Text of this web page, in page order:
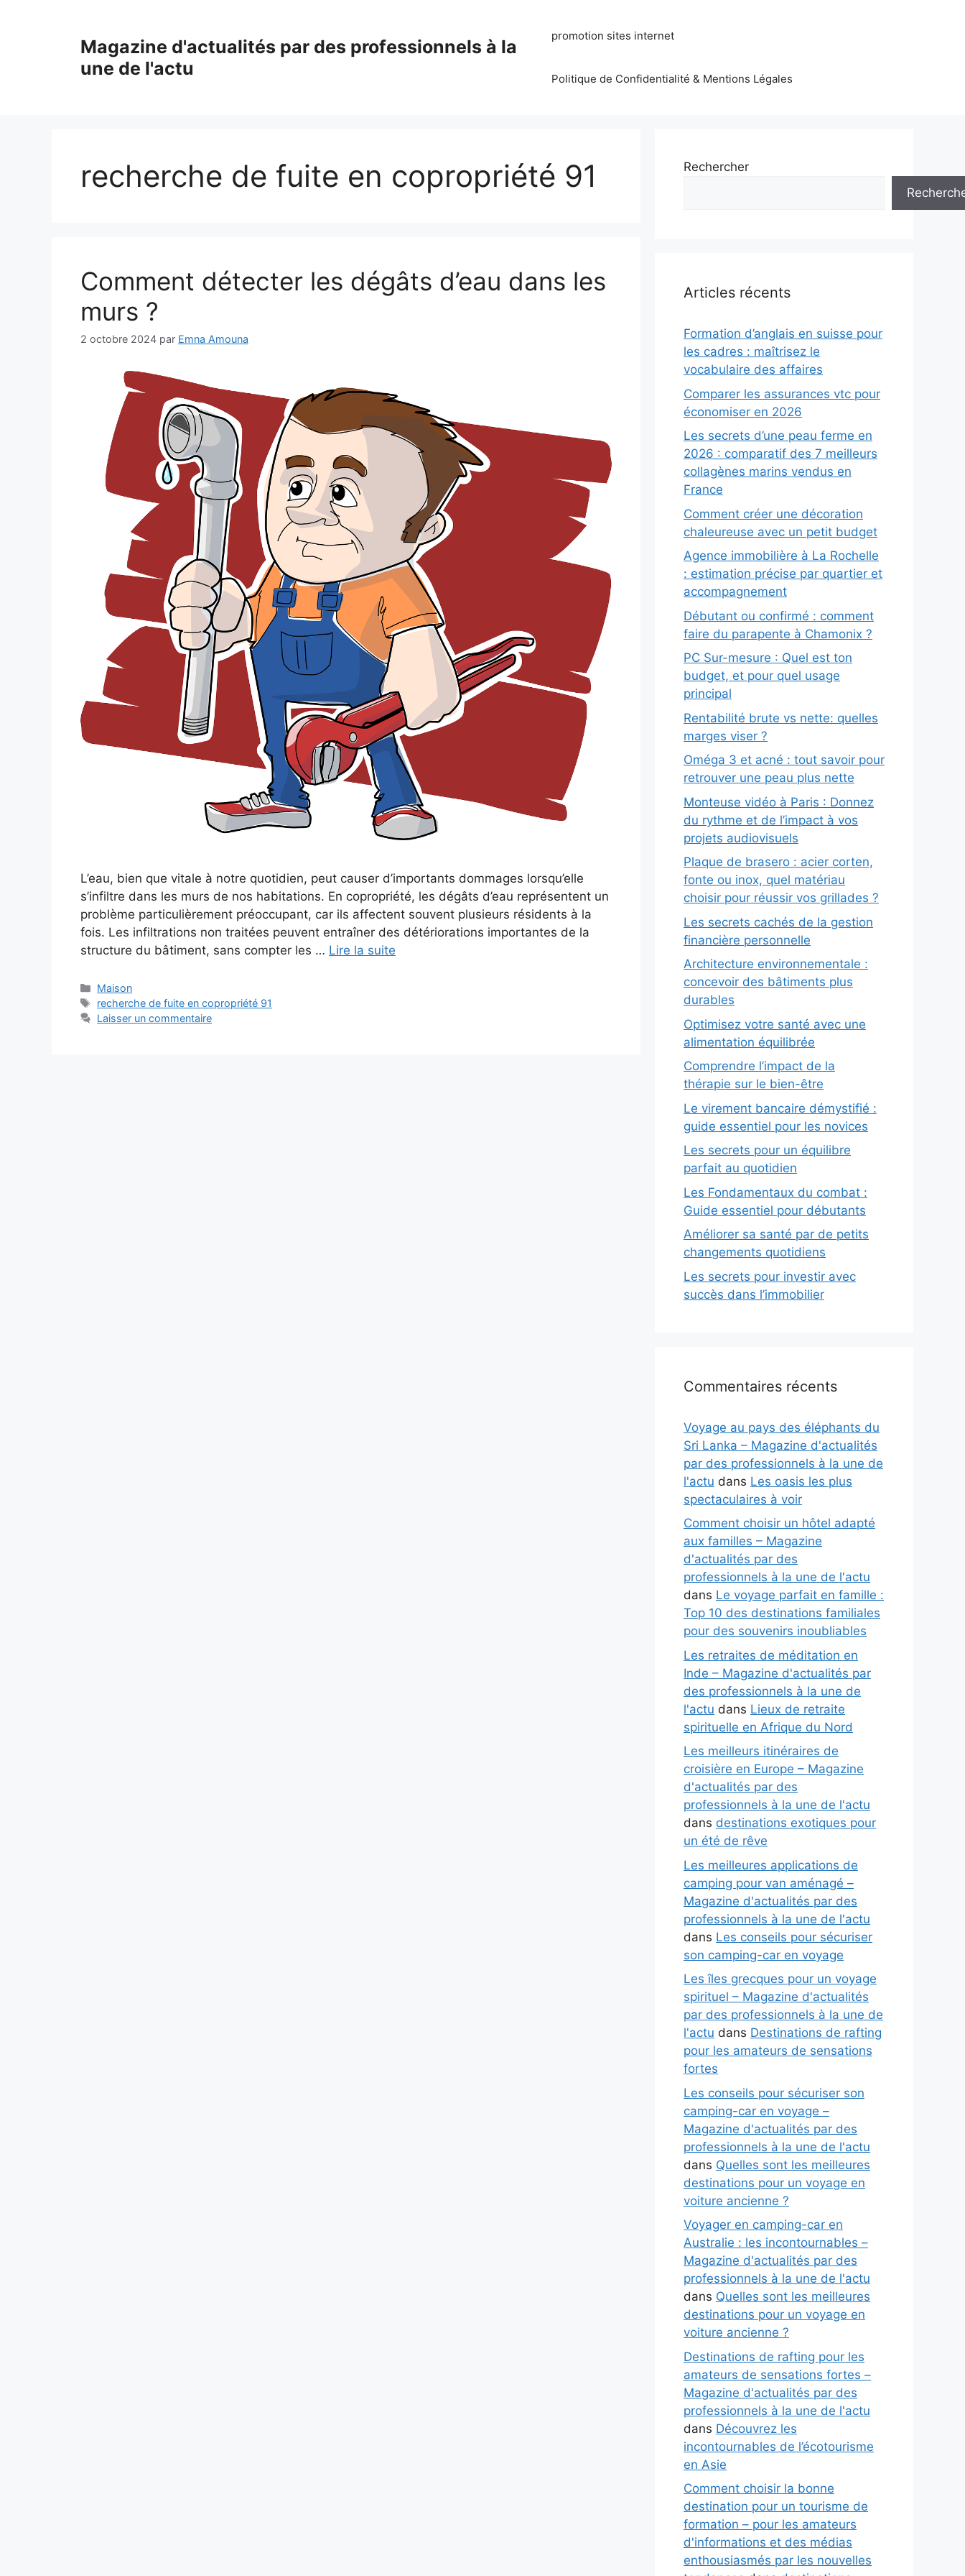
Magazine d'actualités par des professionnels à la
une de l'actu
promotion sites internet
Politique de Confidentialité & Mentions Légales
recherche de fuite en copropriété 91
Comment détecter les dégâts d’eau dans les
murs ?
2 octobre 2024 par Emna Amouna
L’eau, bien que vitale à notre quotidien, peut causer d’importants dommages lorsqu’elle
s’infiltre dans les murs de nos habitations. En copropriété, les dégâts d’eau représentent un
problème particulièrement préoccupant, car ils affectent souvent plusieurs résidents à la
fois. Les infiltrations non traitées peuvent entraîner des détériorations importantes de la
structure du bâtiment, sans compter les … Lire la suite
Catégories
Maison
Étiquettes
recherche de fuite en copropriété 91
Laisser un commentaire
Rechercher
Articles récents
Formation d’anglais en suisse pour
les cadres : maîtrisez le
vocabulaire des affaires
Comparer les assurances vtc pour
économiser en 2026
Les secrets d’une peau ferme en
2026 : comparatif des 7 meilleurs
collagènes marins vendus en
France
Comment créer une décoration
chaleureuse avec un petit budget
Agence immobilière à La Rochelle
: estimation précise par quartier et
accompagnement
Débutant ou confirmé : comment
faire du parapente à Chamonix ?
PC Sur-mesure : Quel est ton
budget, et pour quel usage
principal
Rentabilité brute vs nette: quelles
marges viser ?
Oméga 3 et acné : tout savoir pour
retrouver une peau plus nette
Monteuse vidéo à Paris : Donnez
du rythme et de l’impact à vos
projets audiovisuels
Plaque de brasero : acier corten,
fonte ou inox, quel matériau
choisir pour réussir vos grillades ?
Les secrets cachés de la gestion
financière personnelle
Architecture environnementale :
concevoir des bâtiments plus
durables
Optimisez votre santé avec une
alimentation équilibrée
Comprendre l’impact de la
thérapie sur le bien-être
Le virement bancaire démystifié :
guide essentiel pour les novices
Les secrets pour un équilibre
parfait au quotidien
Les Fondamentaux du combat :
Guide essentiel pour débutants
Améliorer sa santé par de petits
changements quotidiens
Les secrets pour investir avec
succès dans l’immobilier
Commentaires récents
Voyage au pays des éléphants du
Sri Lanka – Magazine d'actualités
par des professionnels à la une de
l'actu dans Les oasis les plus
spectaculaires à voir
Comment choisir un hôtel adapté
aux familles – Magazine
d'actualités par des
professionnels à la une de l'actu
dans Le voyage parfait en famille :
Top 10 des destinations familiales
pour des souvenirs inoubliables
Les retraites de méditation en
Inde – Magazine d'actualités par
des professionnels à la une de
l'actu dans Lieux de retraite
spirituelle en Afrique du Nord
Les meilleurs itinéraires de
croisière en Europe – Magazine
d'actualités par des
professionnels à la une de l'actu
dans destinations exotiques pour
un été de rêve
Les meilleures applications de
camping pour van aménagé –
Magazine d'actualités par des
professionnels à la une de l'actu
dans Les conseils pour sécuriser
son camping-car en voyage
Les îles grecques pour un voyage
spirituel – Magazine d'actualités
par des professionnels à la une de
l'actu dans Destinations de rafting
pour les amateurs de sensations
fortes
Les conseils pour sécuriser son
camping-car en voyage –
Magazine d'actualités par des
professionnels à la une de l'actu
dans Quelles sont les meilleures
destinations pour un voyage en
voiture ancienne ?
Voyager en camping-car en
Australie : les incontournables –
Magazine d'actualités par des
professionnels à la une de l'actu
dans Quelles sont les meilleures
destinations pour un voyage en
voiture ancienne ?
Destinations de rafting pour les
amateurs de sensations fortes –
Magazine d'actualités par des
professionnels à la une de l'actu
dans Découvrez les
incontournables de l’écotourisme
en Asie
Comment choisir la bonne
destination pour un tourisme de
formation – pour les amateurs
d'informations et des médias
enthousiasmés par les nouvelles